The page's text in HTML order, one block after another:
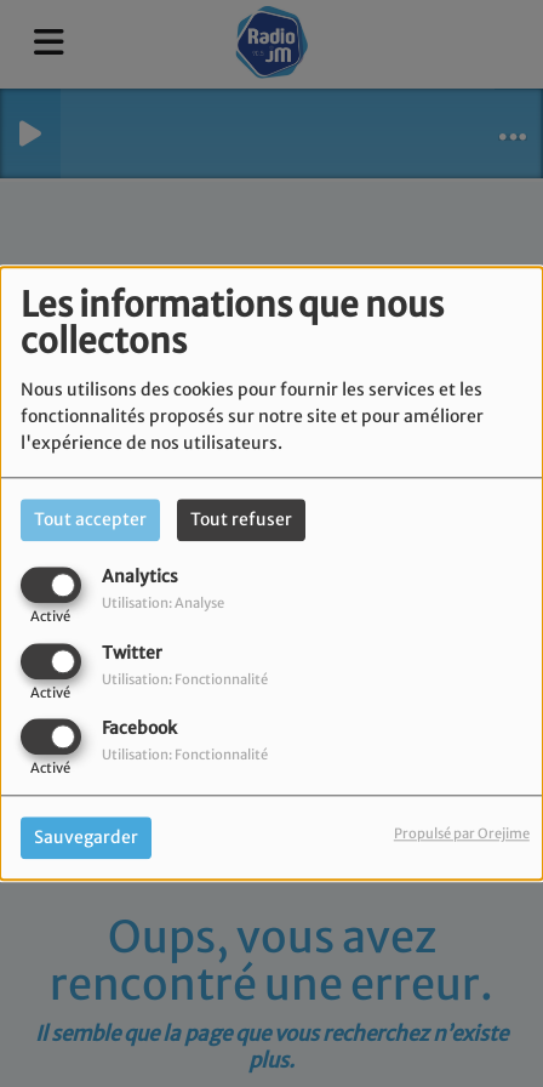
Les informations que nous
collectons
Nous utilisons des cookies pour fournir les services et les
fonctionnalités proposés sur notre site et pour améliorer
l'expérience de nos utilisateurs.
Tout accepter Tout refuser
Analytics
Activé
Utilisation: Analyse
Twitter
Activé
Utilisation: Fonctionnalité
Facebook
Activé
Utilisation: Fonctionnalité
Sauvegarder Propulsé par Orejime
Oups, vous avez
rencontré une erreur.
Il semble que la page que vous recherchez n’existe
plus.